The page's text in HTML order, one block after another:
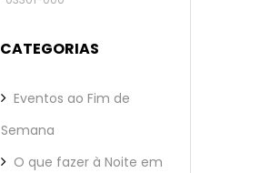
CATEGORIAS
Eventos ao Fim de
Semana
O que fazer à Noite em